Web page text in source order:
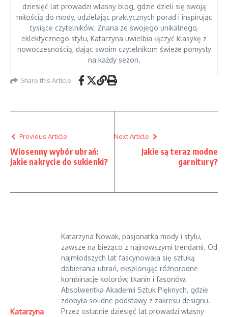
dziesięć lat prowadzi własny blog, gdzie dzieli się swoją
miłością do mody, udzielając praktycznych porad i inspirując
tysiące czytelników. Znana ze swojego unikalnego,
eklektycznego stylu, Katarzyna uwielbia łączyć klasykę z
nowoczesnością, dając swoim czytelnikom świeże pomysły
na każdy sezon.
Share this Article
Previous Article
Wiosenny wybór ubrań:
jakie nakrycie do sukienki?
Next Article
Jakie są teraz modne
garnitury?
Katarzyna
Katarzyna Nowak, pasjonatka mody i stylu,
zawsze na bieżąco z najnowszymi trendami. Od
najmłodszych lat fascynowała się sztuką
dobierania ubrań, eksplorując różnorodne
kombinacje kolorów, tkanin i fasonów.
Absolwentka Akademii Sztuk Pięknych, gdzie
zdobyła solidne podstawy z zakresu designu.
Przez ostatnie dziesięć lat prowadzi własny